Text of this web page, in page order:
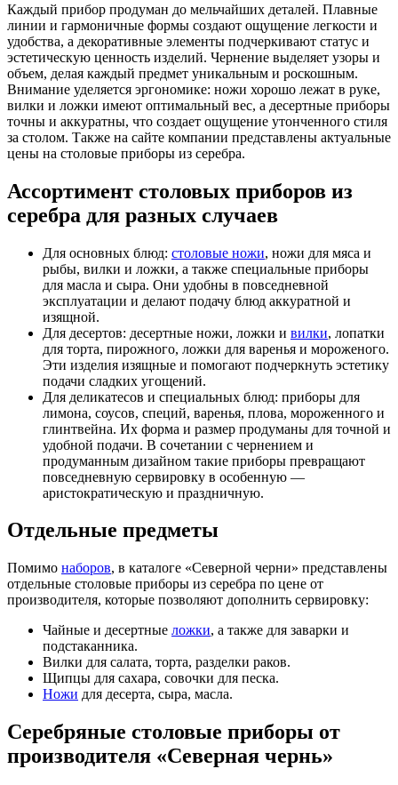
Каждый прибор продуман до мельчайших деталей. Плавные
линии и гармоничные формы создают ощущение легкости и
удобства, а декоративные элементы подчеркивают статус и
эстетическую ценность изделий. Чернение выделяет узоры и
объем, делая каждый предмет уникальным и роскошным.
Внимание уделяется эргономике: ножи хорошо лежат в руке,
вилки и ложки имеют оптимальный вес, а десертные приборы
точны и аккуратны, что создает ощущение утонченного стиля
за столом. Также на сайте компании представлены актуальные
цены на столовые приборы из серебра.
Ассортимент столовых приборов из
серебра для разных случаев
Для основных блюд: столовые ножи, ножи для мяса и
рыбы, вилки и ложки, а также специальные приборы
для масла и сыра. Они удобны в повседневной
эксплуатации и делают подачу блюд аккуратной и
изящной.
Для десертов: десертные ножи, ложки и вилки, лопатки
для торта, пирожного, ложки для варенья и мороженого.
Эти изделия изящные и помогают подчеркнуть эстетику
подачи сладких угощений.
Для деликатесов и специальных блюд: приборы для
лимона, соусов, специй, варенья, плова, мороженного и
глинтвейна. Их форма и размер продуманы для точной и
удобной подачи. В сочетании с чернением и
продуманным дизайном такие приборы превращают
повседневную сервировку в особенную —
аристократическую и праздничную.
Отдельные предметы
Помимо наборов, в каталоге «Северной черни» представлены
отдельные столовые приборы из серебра по цене от
производителя, которые позволяют дополнить сервировку:
Чайные и десертные ложки, а также для заварки и
подстаканника.
Вилки для салата, торта, разделки раков.
Щипцы для сахара, совочки для песка.
Ножи для десерта, сыра, масла.
Серебряные столовые приборы от
производителя «Северная чернь»